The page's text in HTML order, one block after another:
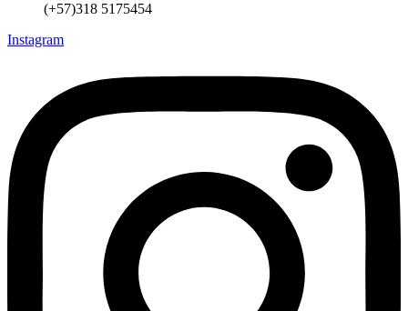
(+57)318 5175454
Instagram